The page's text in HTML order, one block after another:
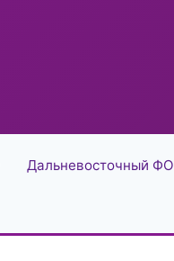
Дальневосточный ФО